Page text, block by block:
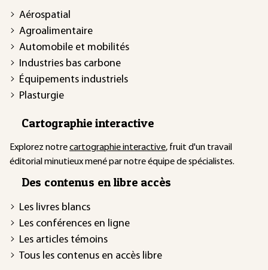
Aérospatial
Agroalimentaire
Automobile et mobilités
Industries bas carbone
Équipements industriels
Plasturgie
Cartographie interactive
Explorez notrecartographie interactive, fruit d'un travail
éditorial minutieux mené par notre équipe de spécialistes.
Des contenus en libre accès
Les livres blancs
Les conférences en ligne
Les articles témoins
Tous les contenus en accès libre